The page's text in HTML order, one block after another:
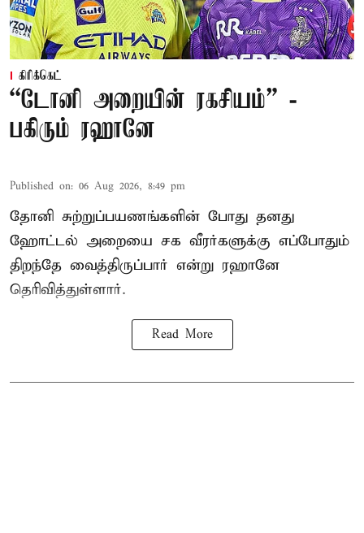
கிரிக்கெட்
“டோனி அறையின் ரகசியம்” -
பகிரும் ரஹானே
Published on: 06 Aug 2026, 8:49 pm
தோனி சுற்றுப்பயணங்களின் போது தனது
ஹோட்டல் அறையை சக வீரர்களுக்கு எப்போதும்
திறந்தே வைத்திருப்பார் என்று ரஹானே
தெரிவித்துள்ளார்.
Read More